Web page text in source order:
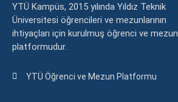
YTÜ Kampüs, 2015 yılında Yıldız Teknik
Üniversitesi öğrencileri ve mezunlarının
ihtiyaçları için kurulmuş öğrenci ve mezun
platformudur.
YTÜ Öğrenci ve Mezun Platformu